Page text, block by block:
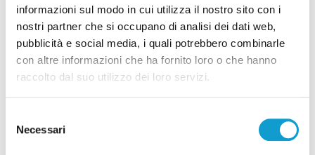
informazioni sul modo in cui utilizza il nostro sito con i
nostri partner che si occupano di analisi dei dati web,
pubblicità e social media, i quali potrebbero combinarle
con altre informazioni che ha fornito loro o che hanno
raccolto dal suo utilizzo dei loro servizi.
delNecessari
Tutti gli articoli